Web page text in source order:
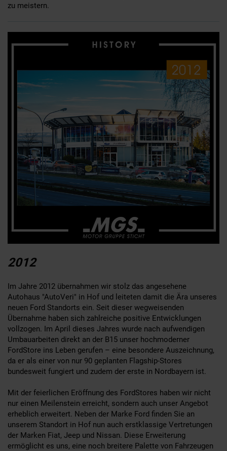
zu meistern.
2012
Im Jahre 2012 übernahmen wir stolz das angesehene
Autohaus "AutoVeri" in Hof und leiteten damit die Ära unseres
neuen Ford Standorts ein. Seit dieser wegweisenden
Übernahme haben sich zahlreiche positive Entwicklungen
vollzogen. Im April dieses Jahres wurde nach aufwendigen
Umbauarbeiten direkt an der B15 unser hochmoderner
FordStore ins Leben gerufen – eine besondere Auszeichnung,
da er als einer von nur 90 geplanten Flagship-Stores
bundesweit fungiert und zudem der erste in Nordbayern ist.
Mit der feierlichen Eröffnung des FordStores haben wir nicht
nur einen Meilenstein erreicht, sondern auch unser Angebot
erheblich erweitert. Neben der Marke Ford finden Sie an
unserem Standort in Hof nun auch erstklassige Vertretungen
der Marken Fiat, Jeep und Nissan. Diese Erweiterung
ermöglicht es uns, eine noch breitere Palette von Fahrzeugen